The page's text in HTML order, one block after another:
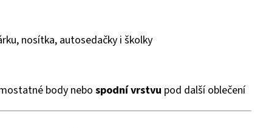
nosítka, autosedačky i školky
body nebo spodní vrstvu pod další oblečení